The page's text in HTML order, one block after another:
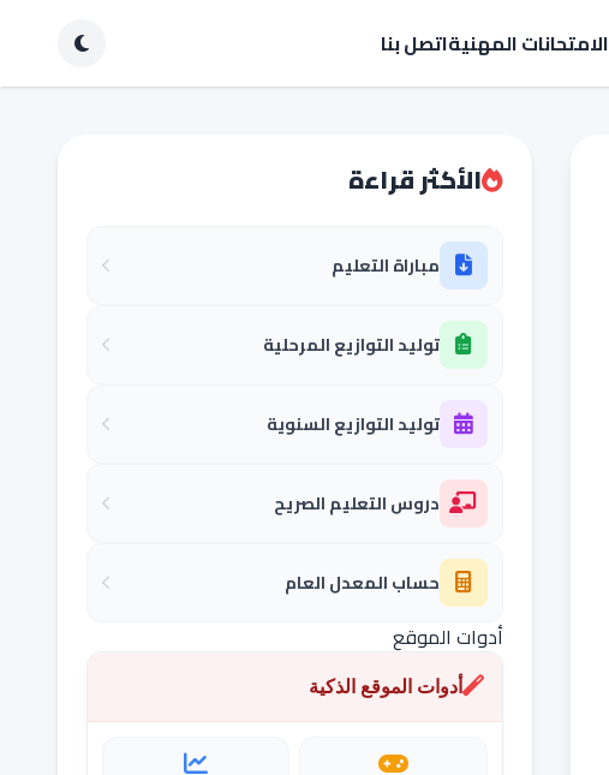
الامتحانات المهنيةاتصل بنا
الأكثر قراءة
مباراة التعليم
توليد التوازيع المرحلية
توليد التوازيع السنوية
دروس التعليم الصريح
حساب المعدل العام
أدوات الموقع
أدوات الموقع الذكية